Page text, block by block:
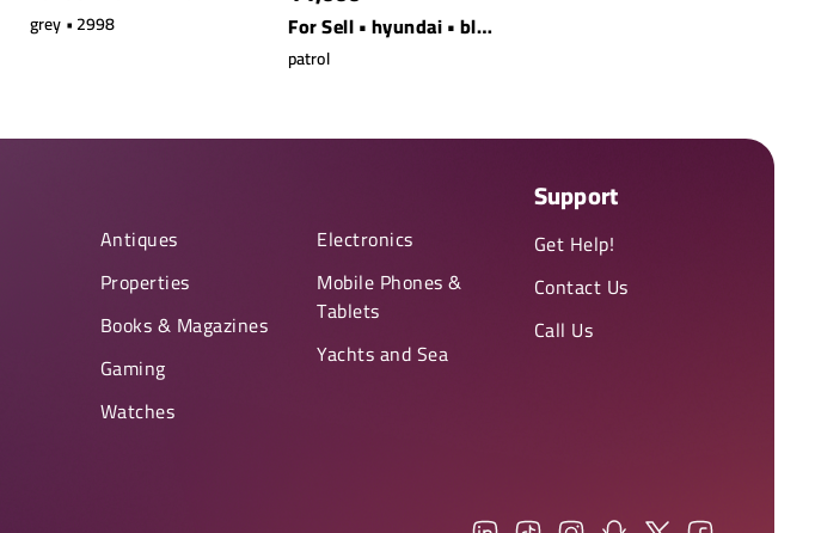
grey • 2998 For Sell • hyundai • black
patrol
Antiques
Properties
Books & Magazines
Gaming
Watches
Electronics
Mobile Phones &
Tablets
Yachts and Sea
Support
Get Help!
Contact Us
Call Us